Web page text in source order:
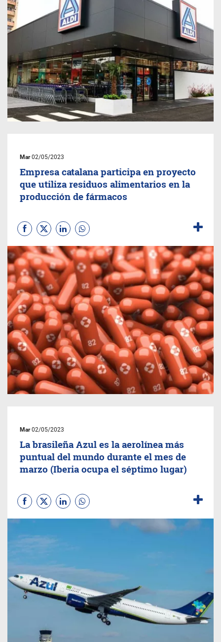
Mar02/05/2023
Empresa catalana participa en proyecto
que utiliza residuos alimentarios en la
producción de fármacos
Mar02/05/2023
La brasileña Azul es la aerolínea más
puntual del mundo durante el mes de
marzo (Iberia ocupa el séptimo lugar)